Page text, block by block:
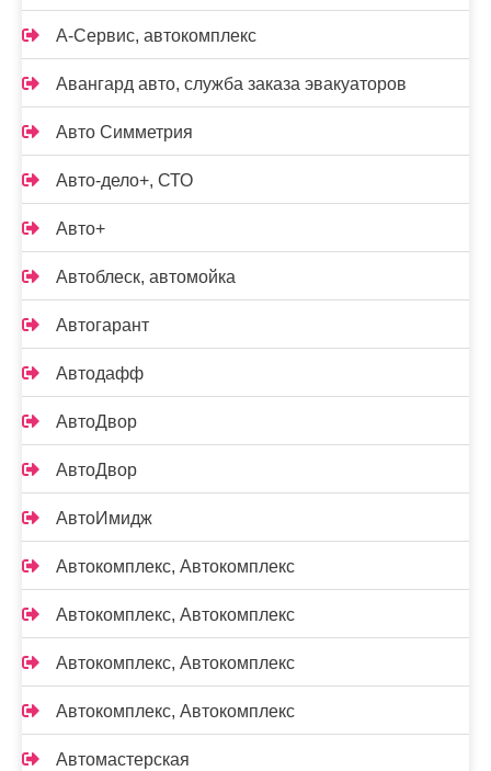
А-Сервис, автокомплекс
Авангард авто, служба заказа эвакуаторов
Авто Симметрия
Авто-дело+, СТО
Авто+
Автоблеск, автомойка
Автогарант
Автодафф
АвтоДвор
АвтоДвор
АвтоИмидж
Автокомплекс, Автокомплекс
Автокомплекс, Автокомплекс
Автокомплекс, Автокомплекс
Автокомплекс, Автокомплекс
Автомастерская